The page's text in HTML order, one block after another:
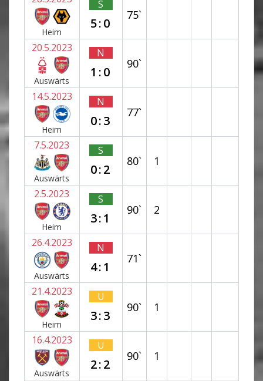
Heim
S
5:0
75`
20.5.2023
Auswärts
N
1:0
90`
14.5.2023
Heim
N
0:3
77`
7.5.2023
Auswärts
S
0:2
80` 1
2.5.2023
Heim
S
3:1
90` 2
26.4.2023
Auswärts
N
4:1
71`
21.4.2023
Heim
U
3:3
90` 1
16.4.2023
Auswärts
U
2:2
90` 1